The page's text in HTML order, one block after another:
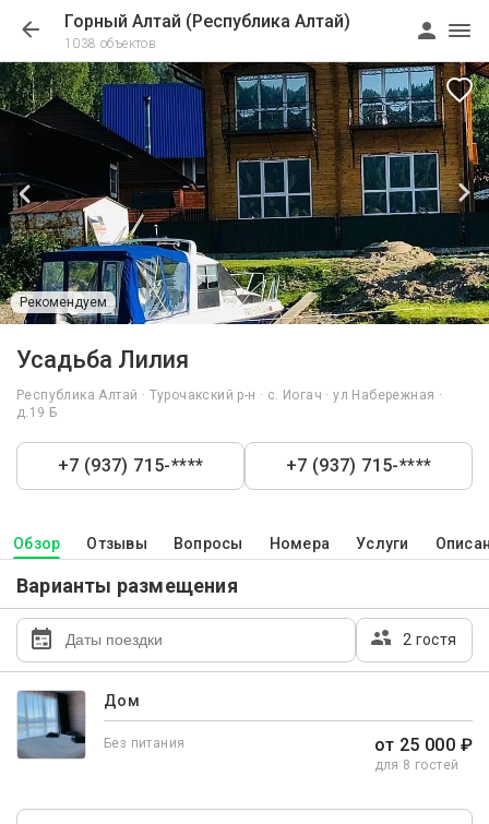
Горный Алтай (Республика Алтай)
1038 объектов
Рекомендуем
Усадьба Лилия
Республика Алтай · Турочакский р-н · с. Иогач · ул Набережная ·
д.19 Б
+7 (937) 715-**** +7 (937) 715-****
Обзор Отзывы Вопросы Номера Услуги
Варианты размещения
2 гостя
Дом
Без питания от 25 000 ₽
для 8 гостей